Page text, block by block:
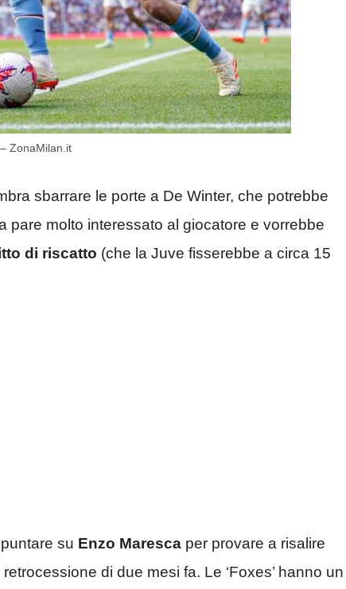
ZonaMilan.it
sbarrare le porte a De Winter, che potrebbe
pare molto interessato al giocatore e vorrebbe
di riscatto (che la Juve fisserebbe a circa 15
su Enzo Maresca per provare a risalire
di due mesi fa. Le ‘Foxes’ hanno un